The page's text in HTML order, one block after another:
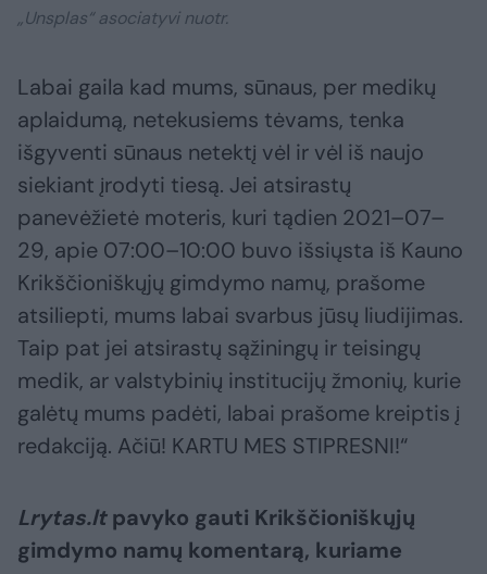
„Unsplas“ asociatyvi nuotr.
Labai gaila kad mums, sūnaus, per medikų
aplaidumą, netekusiems tėvams, tenka
išgyventi sūnaus netektį vėl ir vėl iš naujo
siekiant įrodyti tiesą. Jei atsirastų
panevėžietė moteris, kuri tądien 2021–07–
29, apie 07:00–10:00 buvo išsiųsta iš Kauno
Krikščioniškųjų gimdymo namų, prašome
atsiliepti, mums labai svarbus jūsų liudijimas.
Taip pat jei atsirastų sąžiningų ir teisingų
medik, ar valstybinių institucijų žmonių, kurie
galėtų mums padėti, labai prašome kreiptis į
redakciją. Ačiū! KARTU MES STIPRESNI!“
Lrytas.ltpavyko gauti Krikščioniškųjų
gimdymo namų komentarą, kuriame